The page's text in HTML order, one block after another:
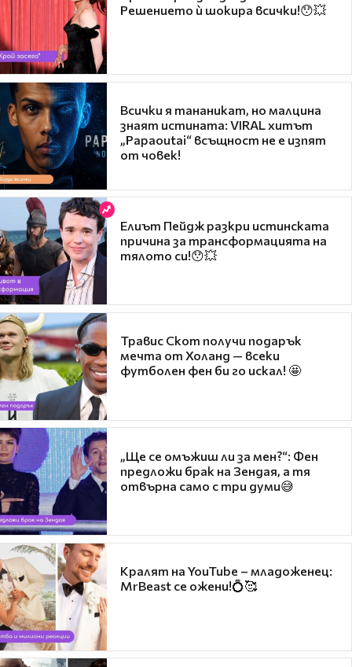
Решението ѝ шокира всички!😯💥
Всички я тананикат, но малцина
знаят истината: VIRAL хитът
„Papaoutai“ всъщност не е изпят
от човек!
Елиът Пейдж разкри истинската
причина за трансформацията на
тялото си!😯💥
Травис Скот получи подарък
мечта от Холанд — всеки
футболен фен би го искал! 🤩
„Ще се омъжиш ли за мен?“: Фен
предложи брак на Зендая, а тя
отвърна само с три думи😅
Кралят на YouTube – младоженец:
MrBeast се ожени!💍🥰